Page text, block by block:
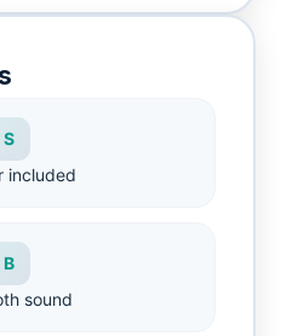
S
included
B
sound